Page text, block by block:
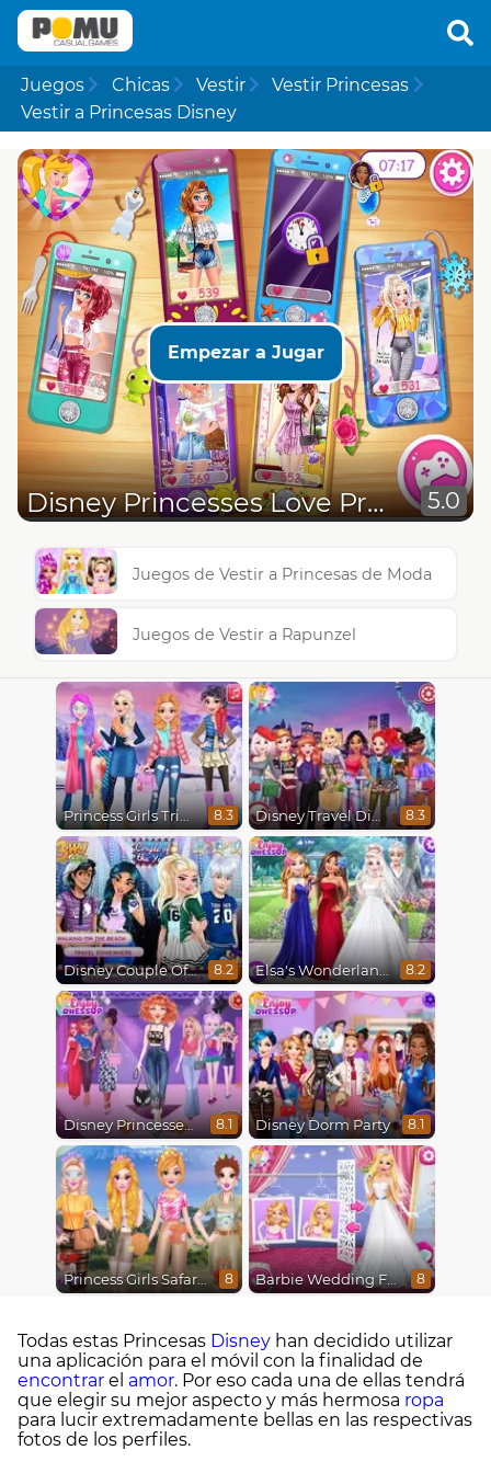
Juegos Chicas Vestir
Vestir Princesas
Vestir a Princesas Disney
Empezar a Jugar
Disney Princesses Love Profile 5.0
Juegos de Vestir a Princesas de Moda
Juegos de Vestir a Rapunzel
Princess Girls Trip To Aspen 8.3 Disney Travel Diaries: City Break 8.3
Disney Couple Of The Year 8.2 Elsa's Wonderland Wedding 8.2
Disney Princesses Runway Show 8.1 Disney Dorm Party 8.1
Princess Girls Safari Trip 8 Barbie Wedding Fun 8
Todas estas Princesas Disney han decidido utilizar
una aplicación para el móvil con la finalidad de
encontrar el amor. Por eso cada una de ellas tendrá
que elegir su mejor aspecto y más hermosa ropa
para lucir extremadamente bellas en las respectivas
fotos de los perfiles.